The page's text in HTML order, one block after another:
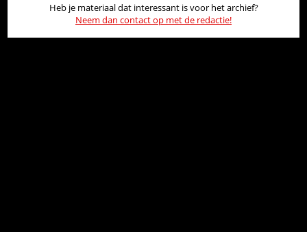
Heb je materiaal dat interessant is voor het archief?
Neem dan contact op met de redactie!